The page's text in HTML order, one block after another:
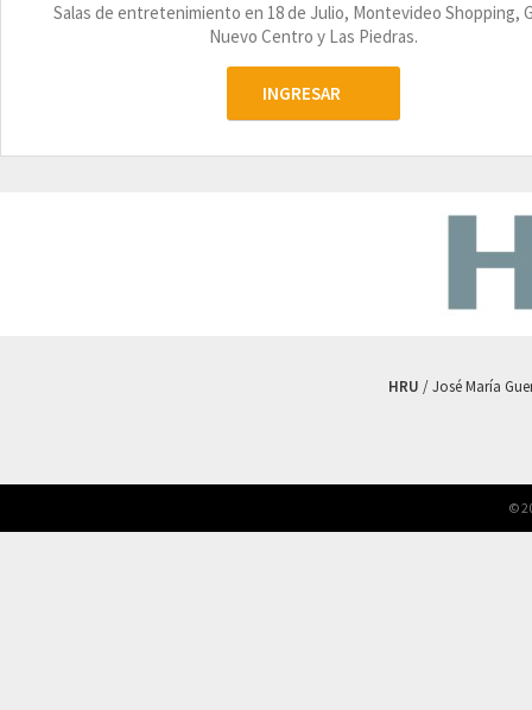
Salas de entretenimiento en 18 de Julio, Montevideo Shopping,
Nuevo Centro y Las Piedras.
INGRESAR
HRU / José María
©